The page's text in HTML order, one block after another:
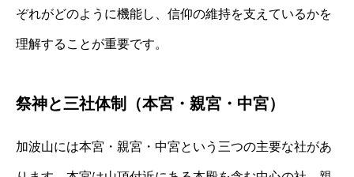
ぞれがどのように機能し、信仰の維持を支えているかを
理解することが重要です。
祭神と三社体制（本宮・親宮・中宮）
加波山には本宮・親宮・中宮という三つの主要な社があ